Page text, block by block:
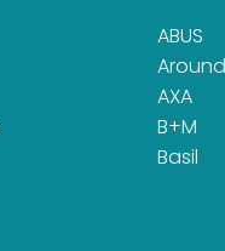
ABUS
Around
AXA
B+M
Basil